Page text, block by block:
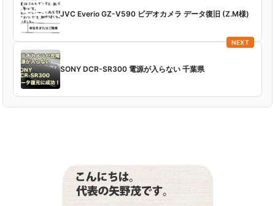
JVC Everio GZ-V590 ビデオカメラ データ復旧 (Z.M様)
NEXT
SONY DCR-SR300 電源が入らない 千葉県